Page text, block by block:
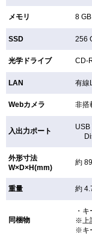
メモリ 8
SSD 256
光学ドライブ CD-
LAN 有線
Webカメラ 非搭
入出力ポート
外形寸法
W×D×H(mm)
約
重量 約
同梱物
・
※上
※キ